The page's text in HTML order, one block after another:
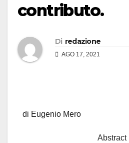
contributo.
Di redazione
AGO 17, 2021
di Eugenio Mero
Abstract